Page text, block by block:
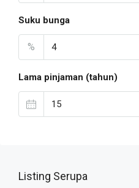
Suku bunga
%
Lama pinjaman (tahun)
Listing Serupa